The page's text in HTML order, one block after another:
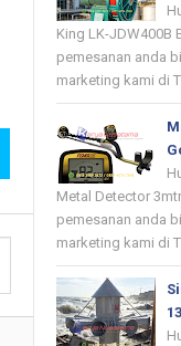
King LK-JDW400B
pemesanan anda
marketing kami di
Metal Detector
pemesanan anda
marketing kami di